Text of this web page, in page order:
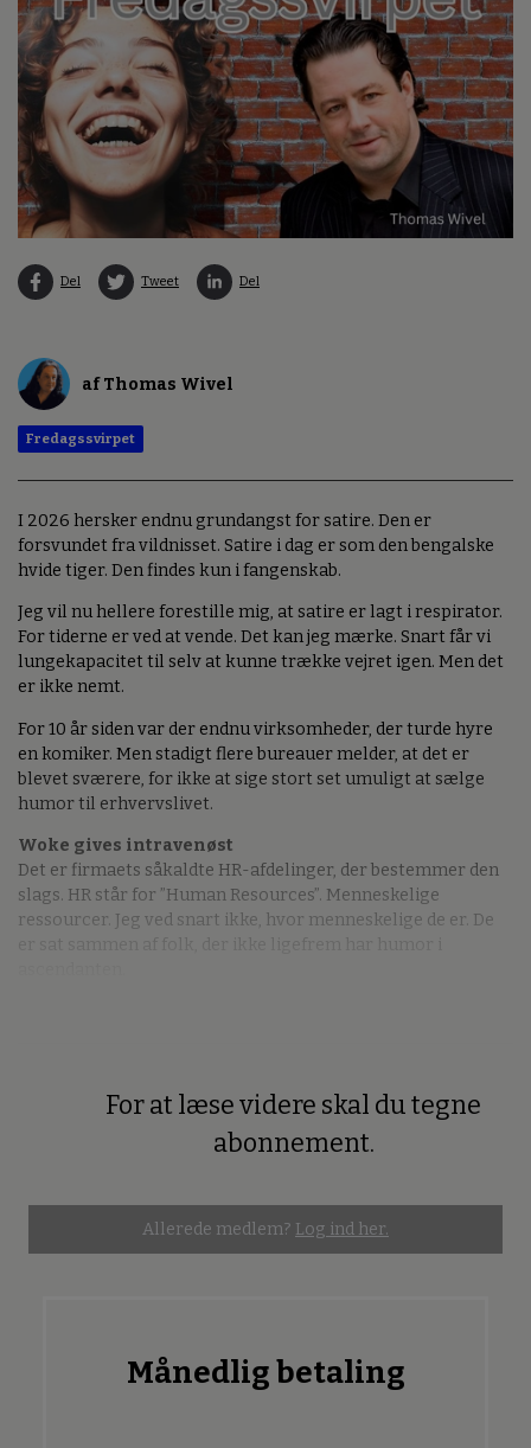
Del Tweet Del
af Thomas Wivel
Fredagssvirpet
I 2026 hersker endnu grundangst for satire. Den er
forsvundet fra vildnisset. Satire i dag er som den bengalske
hvide tiger. Den findes kun i fangenskab.
Jeg vil nu hellere forestille mig, at satire er lagt i respirator.
For tiderne er ved at vende. Det kan jeg mærke. Snart får vi
lungekapacitet til selv at kunne trække vejret igen. Men det
er ikke nemt.
For 10 år siden var der endnu virksomheder, der turde hyre
en komiker. Men stadigt flere bureauer melder, at det er
blevet sværere, for ikke at sige stort set umuligt at sælge
humor til erhvervslivet.
Woke gives intravenøst
Det er firmaets såkaldte HR-afdelinger, der bestemmer den
slags. HR står for ”Human Resources”. Menneskelige
ressourcer. Jeg ved snart ikke, hvor menneskelige de er. De
For at læse videre skal du tegne
abonnement.
Allerede medlem? Log ind her.
Månedlig betaling